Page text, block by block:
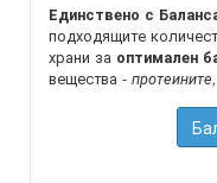
Единствено с
подходящите
храни за оптимален
вещества -